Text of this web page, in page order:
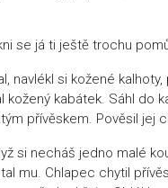
se já ti ještě trochu
navlékl si kožené
kožený kabátek. Sáhl do
přívěskem. Pověsil jej
si necháš jedno malé
mu. Chlapec chytil